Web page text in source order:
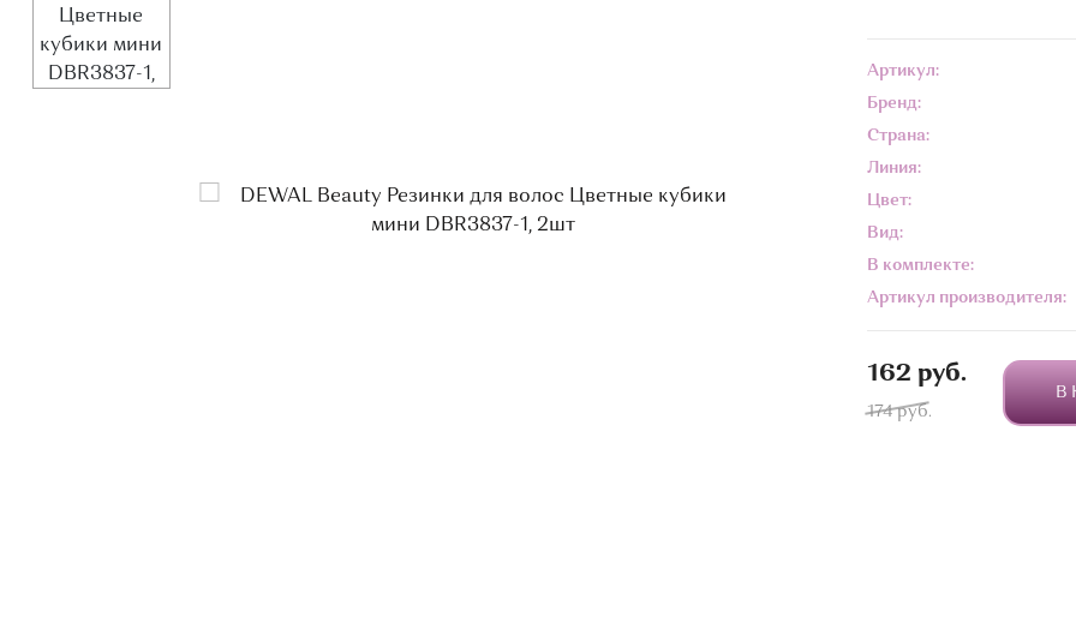
Артикул:
Бренд:
Страна:
Линия:
Цвет:
Вид:
В комплекте:
Артикул производителя:
162 руб.
174 руб.
В